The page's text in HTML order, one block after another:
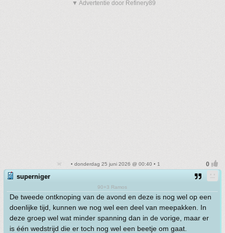
▼ Advertentie door Refinery89
• donderdag 25 juni 2026 @ 00:40 • 1
superniger
90+3 Ramos
De tweede ontknoping van de avond en deze is nog wel op een
doenlijke tijd, kunnen we nog wel een deel van meepakken. In
deze groep wel wat minder spanning dan in de vorige, maar er
is één wedstrijd die er toch nog wel een beetje om gaat.